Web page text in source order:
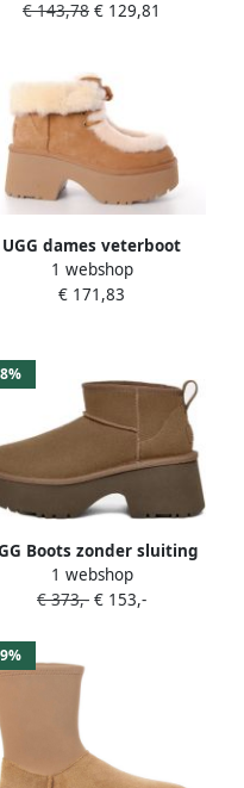
lichtbruin
€ 143,78 € 129,81
UGG dames veterboot
Lace Up suède camel
1 webshop
€ 171,83
Boots zonder sluiting
ULTRA MINI NEW
HEIGHTS plateau laarzen
1 webshop
€ 373,- € 153,-